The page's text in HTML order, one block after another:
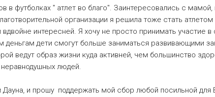
в футболках " атлет во благо". Заинтересовались с
организации я решила тоже стать атлетом
интересней. Я хочу не просто принимать участие
деньгам дети смогут больше заниматься развивающими
ведут образ жизни куда активней, чем большинство
людей.
и прошу поддержать мой сбор любой посильной